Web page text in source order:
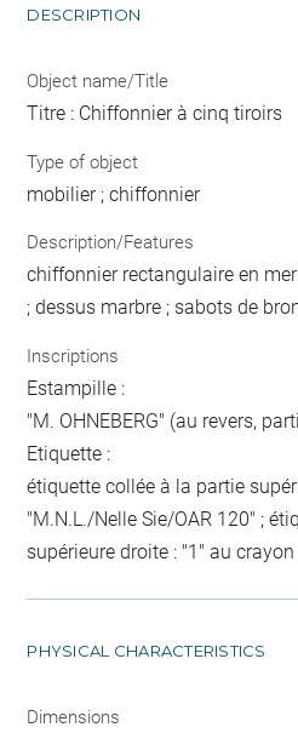
DESCRIPTION
Object name/Title
Titre : Chiffonnier à cinq tiroirs
Type of object
mobilier ; chiffonnier
Description/Features
chiffonnier rectangulaire en
; dessus marbre ; sabots de
Inscriptions
Estampille :
"M. OHNEBERG" (au revers,
Etiquette :
étiquette collée à la partie
"M.N.L./Nelle Sie/OAR 120" ;
supérieure droite : "1" au crayon
PHYSICAL CHARACTERISTICS
Dimensions